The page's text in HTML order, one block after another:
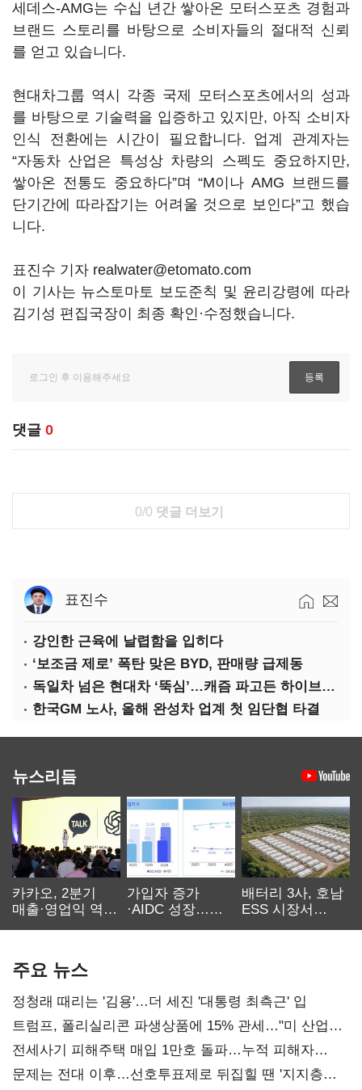
세데스-AMG는 수십 년간 쌓아온 모터스포츠 경험과
브랜드 스토리를 바탕으로 소비자들의 절대적 신뢰
를 얻고 있습니다.
현대차그룹 역시 각종 국제 모터스포츠에서의 성과
를 바탕으로 기술력을 입증하고 있지만, 아직 소비자
인식 전환에는 시간이 필요합니다. 업계 관계자는
“자동차 산업은 특성상 차량의 스펙도 중요하지만,
쌓아온 전통도 중요하다”며 “M이나 AMG 브랜드를
단기간에 따라잡기는 어려울 것으로 보인다”고 했습
니다.
표진수 기자 realwater@etomato.com
이 기사는 뉴스토마토 보도준칙 및 윤리강령에 따라
김기성 편집국장이 최종 확인·수정했습니다.
댓글 0
0/0 댓글 더보기
표진수
강인한 근육에 날렵함을 입히다
‘보조금 제로’ 폭탄 맞은 BYD, 판매량 급제동
독일차 넘은 현대차 ‘뚝심’…캐즘 파고든 하이브리드 역전극
한국GM 노사, 올해 완성차 업계 첫 임단협 타결
뉴스리듬
카카오, 2분기
매출·영업익 역대
가입자 증가
·AIDC 성장…
배터리 3사, 호남
ESS 시장서
주요 뉴스
정청래 때리는 '김용'…더 세진 '대통령 최측근' 입
트럼프, 폴리실리콘 파생상품에 15% 관세…"미 산업
재건"
전세사기 피해주택 매입 1만호 돌파…누적 피해자
4만278명
문제는 전대 이후…선호투표제로 뒤집힐 땐 '지지층